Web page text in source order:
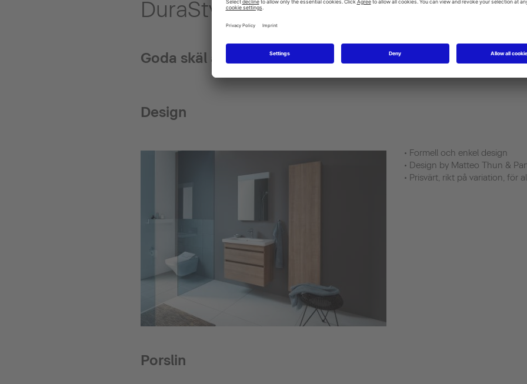
DuraStyle i korthet
Goda skäl att välja DuraStyle
Design
• Formell och enkel design
• Design by Matteo Thun &
• Prisvärt, rikt på variation, för
Porslin